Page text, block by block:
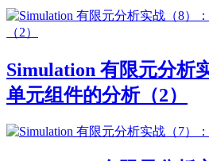
Simulation 有限元分析
单元组件的分析（2）